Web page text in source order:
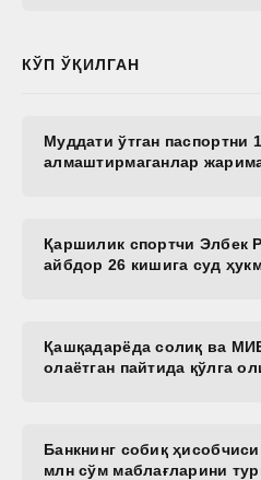
КЎП ЎҚИЛГАН
Муддати ўтган паспортни
алмаштирмаганлар
Қаршилик спортчи Элбек
айбдор 26 кишига суд
Қашқадарёда солиқ ва
олаётган пайтида қўлга
Банкнинг собиқ
млн сўм маблағларини